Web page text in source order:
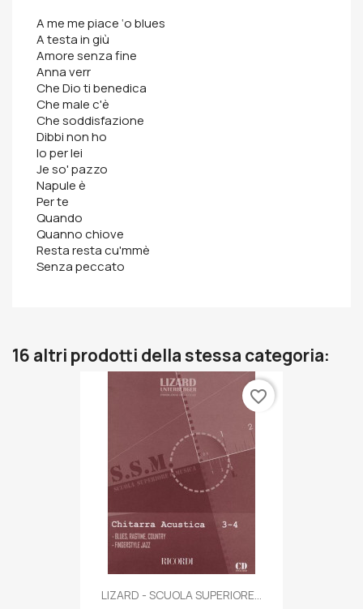
A me me piace ‘o blues
A testa in giù
Amore senza fine
Anna verr
Che Dio ti benedica
Che male c'è
Che soddisfazione
Dibbi non ho
Io per lei
Je so' pazzo
Napule è
Per te
Quando
Quanno chiove
Resta resta cu'mmè
Senza peccato
16 altri prodotti della stessa categoria:
LIZARD - SCUOLA SUPERIORE...
favorite_border